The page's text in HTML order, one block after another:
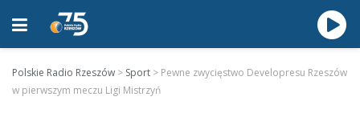
Polskie Radio Rzeszów > Sport > Pewne zwycięstwo Developresu Rzeszów
w pierwszym meczu Ligi Mistrzyń